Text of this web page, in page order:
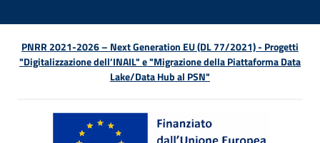
PNRR 2021-2026 – Next Generation EU (DL 77/2021) - Progetti
"Digitalizzazione dell’INAIL" e "Migrazione della Piattaforma Data
Lake/Data Hub al PSN"